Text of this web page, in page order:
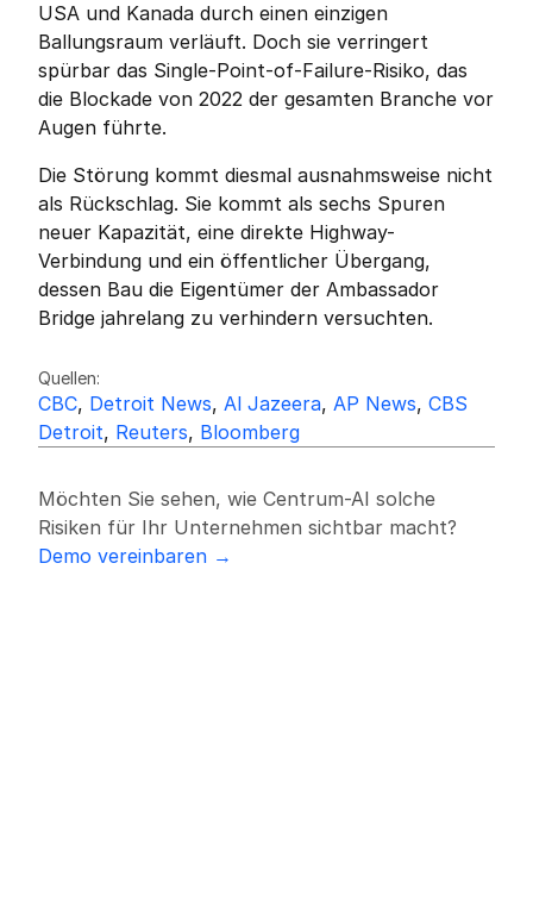
USA und Kanada durch einen einzigen
Ballungsraum verläuft. Doch sie verringert
spürbar das Single-Point-of-Failure-Risiko, das
die Blockade von 2022 der gesamten Branche vor
Augen führte.
Die Störung kommt diesmal ausnahmsweise nicht
als Rückschlag. Sie kommt als sechs Spuren
neuer Kapazität, eine direkte Highway-
Verbindung und ein öffentlicher Übergang,
dessen Bau die Eigentümer der Ambassador
Bridge jahrelang zu verhindern versuchten.
Quellen:
CBC, Detroit News, Al Jazeera, AP News, CBS
Detroit, Reuters, Bloomberg
Möchten Sie sehen, wie Centrum-AI solche
Risiken für Ihr Unternehmen sichtbar macht?
Demo vereinbaren →